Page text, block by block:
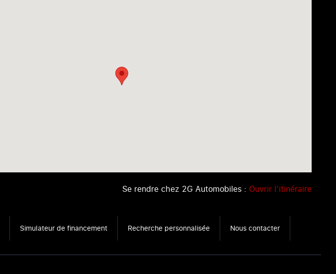
Se rendre chez 2G Automobiles : Ouvrir l’itinéraire
Simulateur de financement Recherche personnalisée Nous contacter